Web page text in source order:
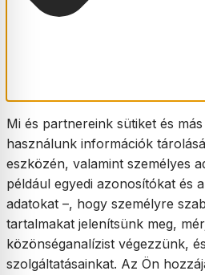
Mi és partnereink sütiket és
használunk információk
eszközén, valamint személyes
például egyedi azonosítókat és
adatokat –, hogy személyre
tartalmakat jelenítsünk meg,
közönséganalízist végezzünk,
szolgáltatásainkat. Az Ön